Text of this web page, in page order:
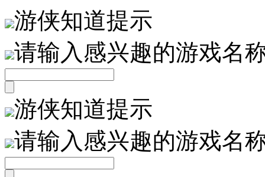
游侠知道提示
请输入感兴趣的游戏名
游侠知道提示
请输入感兴趣的游戏名